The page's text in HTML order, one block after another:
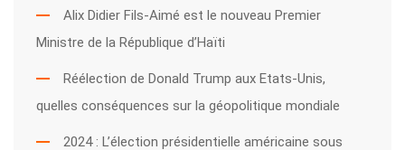
Alix Didier Fils-Aimé est le nouveau Premier
Ministre de la République d’Haïti
Réélection de Donald Trump aux Etats-Unis,
quelles conséquences sur la géopolitique mondiale
2024 : L’élection présidentielle américaine sous